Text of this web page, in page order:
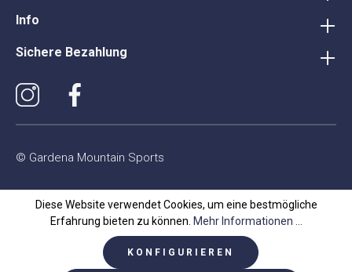
Info
Sichere Bezahlung
© Gardena Mountain Sports
Diese Website verwendet Cookies, um eine bestmögliche
Erfahrung bieten zu können. Mehr Informationen ...
KONFIGURIEREN